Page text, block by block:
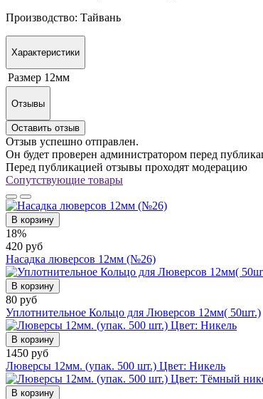
Производство: Тайвань
Характеристики
Размер 12мм
Отзывы
Оставить отзыв
Отзыв успешно отправлен.
Он будет проверен администратором перед
Перед публикацией отзывы проходят модерацию
Сопутствующие товары
В корзину
18%
420 руб
Насадка люверсов 12мм (№26)
В корзину
80 руб
Уплотнительное Кольцо для Люверсов 12мм( 50шт.)
В корзину
1450 руб
Люверсы 12мм. (упак. 500 шт.) Цвет: Никель
В корзину